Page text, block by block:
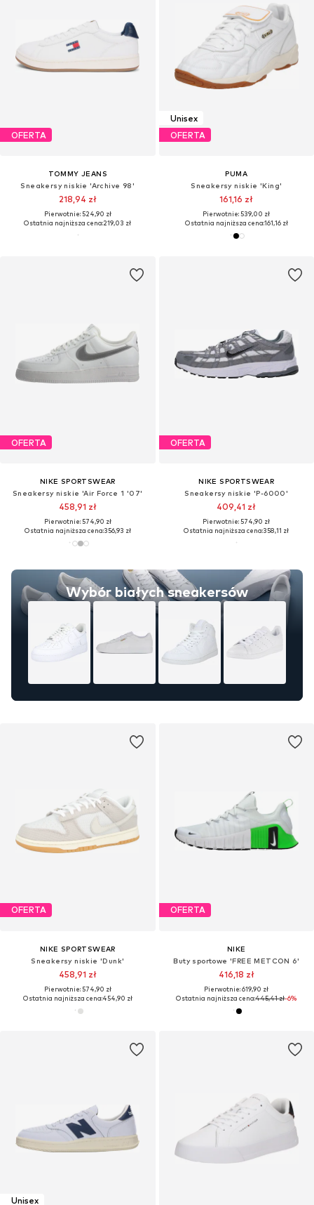
OFERTA
TOMMY JEANS
Sneakersy niskie 'Archive 98'
218,94 zł
Pierwotnie: 524,90 zł
Ostatnia najniższa cena:219,03 zł
Unisex
OFERTA
PUMA
Sneakersy niskie 'King'
161,16 zł
Pierwotnie: 539,00 zł
Ostatnia najniższa cena:161,16 zł
OFERTA
NIKE SPORTSWEAR
Sneakersy niskie 'Air Force 1 '07'
458,91 zł
Pierwotnie: 574,90 zł
Ostatnia najniższa cena:356,93 zł
Wybór białych sneakersów
OFERTA
NIKE SPORTSWEAR
Sneakersy niskie 'P-6000'
409,41 zł
Pierwotnie: 574,90 zł
Ostatnia najniższa cena:358,11 zł
OFERTA
NIKE SPORTSWEAR
Sneakersy niskie 'Dunk'
458,91 zł
Pierwotnie: 574,90 zł
Ostatnia najniższa cena:454,90 zł
OFERTA
NIKE
Buty sportowe 'FREE METCON 6'
416,18 zł
Pierwotnie: 619,90 zł
Ostatnia najniższa cena:445,41 zł-6%
Unisex